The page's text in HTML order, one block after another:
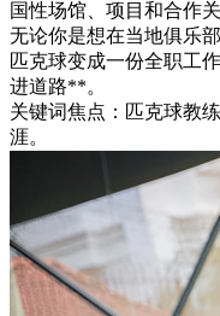
国性场馆、项目和合作
无论你是想在当地俱乐
匹克球变成一份全职工
进道路**。
关键词焦点：匹克球教
涯。